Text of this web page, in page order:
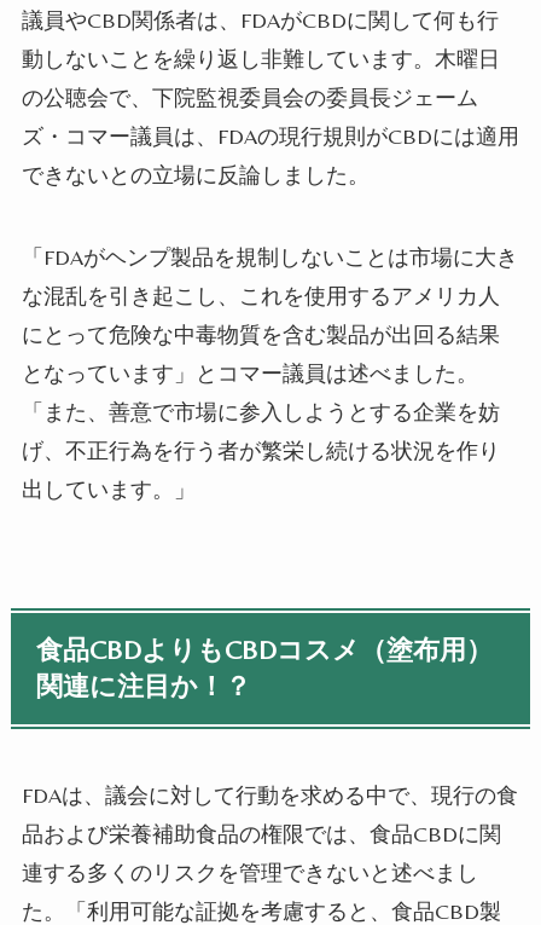
議員やCBD関係者は、FDAがCBDに関して何も行
動しないことを繰り返し非難しています。木曜日
の公聴会で、下院監視委員会の委員長ジェーム
ズ・コマー議員は、FDAの現行規則がCBDには適用
できないとの立場に反論しました。
「FDAがヘンプ製品を規制しないことは市場に大き
な混乱を引き起こし、これを使用するアメリカ人
にとって危険な中毒物質を含む製品が出回る結果
となっています」とコマー議員は述べました。
「また、善意で市場に参入しようとする企業を妨
げ、不正行為を行う者が繁栄し続ける状況を作り
出しています。」
食品CBDよりもCBDコスメ（塗布用）
関連に注目か！？
FDAは、議会に対して行動を求める中で、現行の食
品および栄養補助食品の権限では、食品CBDに関
連する多くのリスクを管理できないと述べまし
た。「利用可能な証拠を考慮すると、食品CBD製